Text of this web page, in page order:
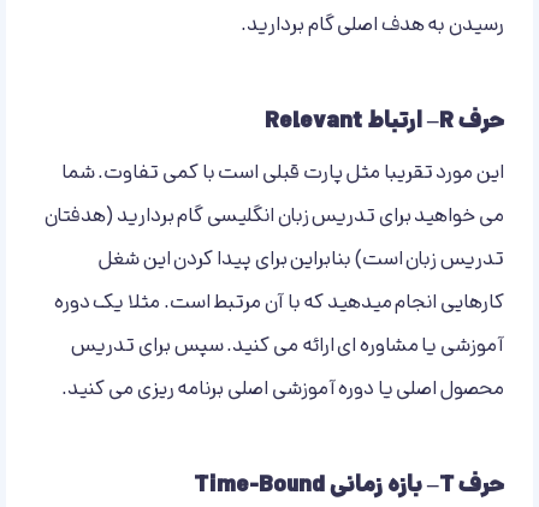
رسیدن به هدف اصلی گام بردارید.
حرف R– ارتباط Relevant
این مورد تقریبا مثل پارت قبلی است با کمی تفاوت. شما
می خواهید برای تدریس زبان انگلیسی گام بردارید (هدفتان
تدریس زبان است) بنابراین برای پیدا کردن این شغل
کارهایی انجام میدهید که با آن مرتبط است. مثلا یک دوره
آموزشی یا مشاوره ای ارائه می کنید. سپس برای تدریس
محصول اصلی یا دوره آموزشی اصلی برنامه ریزی می کنید.
حرف T– بازه زمانی Time-Bound